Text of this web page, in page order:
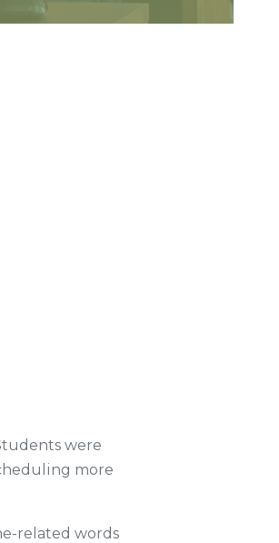
were
more
related words